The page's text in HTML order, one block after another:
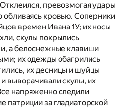
превозмогая удары
кровью. Соперники
времен Ивана 1У; их носы
скулы покрылись
а белоснежные клавиши
их одежды обагрились
их десницы и шуйцы
выворачивали скулы, их
напряженно следили
патриции за гладиаторской